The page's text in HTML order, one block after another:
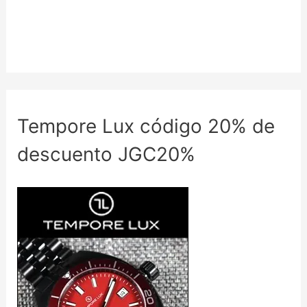
Tempore Lux código 20% de
descuento JGC20%